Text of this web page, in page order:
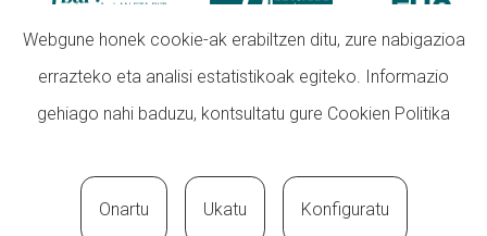
Webgune honek cookie-ak erabiltzen ditu, zure nabigazioa
errazteko eta analisi estatistikoak egiteko. Informazio
gehiago nahi baduzu, kontsultatu gure Cookien Politika
Onartu Ukatu Konfiguratu